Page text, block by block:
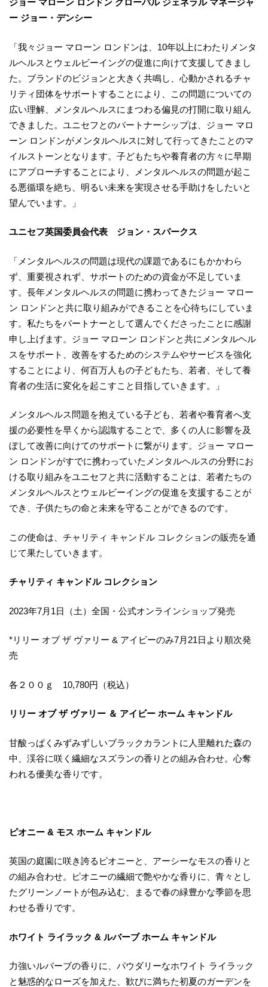
ジョー マローン ロンドン グローバル ジェネラル マネージャ
ー ジョー・デンシー
「我々ジョー マローン ロンドンは、10年以上にわたりメンタ
ルヘルスとウェルビーイングの促進に向けて支援してきまし
た。ブランドのビジョンと大きく共鳴し、心動かされるチャ
リティ団体をサポートすることにより、この問題についての
広い理解、メンタルヘルスにまつわる偏見の打開に取り組ん
できました。ユニセフとのパートナーシップは、ジョー マロ
ーン ロンドンがメンタルヘルスに対して行ってきたことのマ
イルストーンとなります。子どもたちや養育者の方々に早期
にアプローチすることにより、メンタルヘルスの問題が起こ
る悪循環を絶ち、明るい未来を実現させる手助けをしたいと
望んでいます。」
ユニセフ英国委員会代表 ジョン・スパークス
「メンタルヘルスの問題は現代の課題であるにもかかわら
ず、重要視されず、サポートのための資金が不足していま
す。長年メンタルヘルスの問題に携わってきたジョー マロー
ン ロンドンと共に取り組みができることを心待ちにしていま
す。私たちをパートナーとして選んでくださったことに感謝
申し上げます。ジョー マローン ロンドンと共にメンタルヘル
スをサポート、改善をするためのシステムやサービスを強化
することにより、何百万人もの子どもたち、若者、そして養
育者の生活に変化を起こすこと目指していきます。」
メンタルヘルス問題を抱えている子ども、若者や養育者へ支
援の必要性を早くから認識することで、多くの人に影響を及
ぼして改善に向けてのサポートに繋がります。ジョー マロー
ン ロンドンがすでに携わっていたメンタルヘルスの分野にお
ける取り組みをユニセフと共に活動することは、若者たちの
メンタルヘルスとウェルビーイングの促進を支援することが
でき、子供たちの命と未来を守ることができるのです。
この使命は、チャリティ キャンドル コレクションの販売を通
じて果たしていきます。
チャリティ キャンドル コレクション
2023年7月1日（土）全国・公式オンラインショップ発売
*リリー オブ ザ ヴァリー & アイビーのみ7月21日より順次発
売
各２００ｇ 10,780円（税込）
リリー オブ ザ ヴァリー ＆ アイビー ホーム キャンドル
甘酸っぱくみずみずしいブラックカラントに人里離れた森の
中、渓谷に咲く繊細なスズランの香りとの組み合わせ。心奪
われる優美な香りです。
ピオニー & モス ホーム キャンドル
英国の庭園に咲き誇るピオニーと、アーシーなモスの香りと
の組み合わせ。ピオニーの繊細で艶やかな香りに、青々とし
たグリーンノートが包み込む、まるで春の緑豊かな季節を思
わせる香りです。
ホワイト ライラック & ルバーブ ホーム キャンドル
力強いルバーブの香りに、パウダリーなホワイト ライラック
と魅惑的なローズを加えた、歓びに満ちた初夏のガーデンを